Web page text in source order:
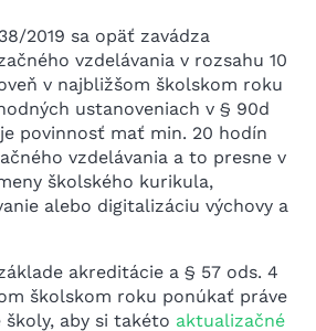
2019 sa opäť zavádza
vzdelávania v rozsahu 10
v najbližšom školskom roku
ustanoveniach v § 90d
povinnosť mať min. 20 hodín
vzdelávania a to presne v
školského kurikula,
alebo digitalizáciu výchovy a
akreditácie a § 57 ods. 4
školskom roku ponúkať práve
aby si takéto aktualizačné